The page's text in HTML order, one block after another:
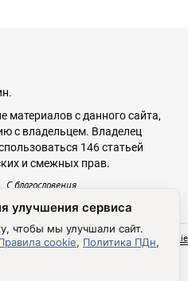
материалов с данного сайта,
с владельцем. Владелец
146 статьей
и смежных прав.
С благословения
Согласие на обработку ПДнПравила cookie
cookie
улучшения сервиса
чтобы мы улучшали сайт.
cookie, Политика ПДн,